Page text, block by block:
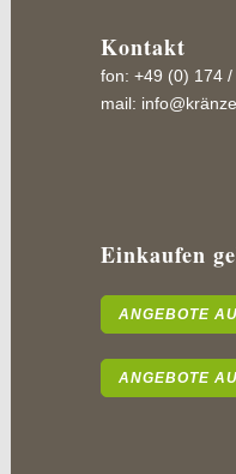
Kontakt
fon: +49 (0) 174
mail:
Einkaufen
ANGEBOTE
ANGEBOTE